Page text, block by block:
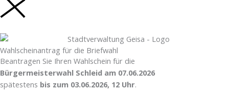
Wahlscheinantrag für die Briefwahl
Beantragen Sie Ihren Wahlschein für die
Bürgermeisterwahl Schleid am 07.06.2026
spätestens bis zum 03.06.2026, 12 Uhr.